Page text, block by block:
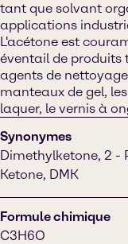
tant que solvant
applications
L'acétone est
éventail de produits
agents de
manteaux de gel,
laquer, le vernis à
Synonymes
Dimethylketone, 2 -
Ketone, DMK
Formule chimique
C3H6O